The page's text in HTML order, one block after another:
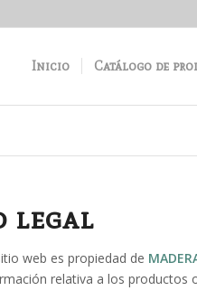
Inicio Catálogo de
legal
web es propiedad de
relativa a los productos